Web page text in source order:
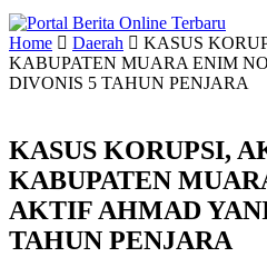
Home Daerah
KASUS
KABUPATEN MUARA ENIM
DIVONIS 5 TAHUN PENJARA
KASUS KORUPSI,
KABUPATEN
AKTIF AHMAD
TAHUN PENJARA